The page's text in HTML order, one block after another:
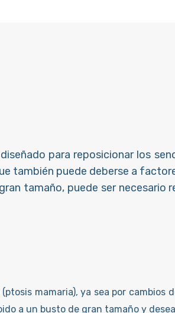
para reposicionar los
también puede deberse a
tamaño, puede ser necesario
mamaria), ya sea por cambios
a un busto de gran tamaño y